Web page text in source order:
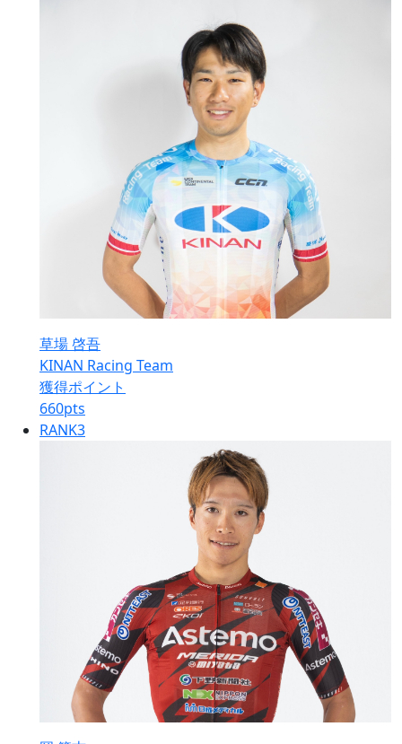
草場 啓吾
KINAN Racing Team
獲得ポイント
660pts
RANK3